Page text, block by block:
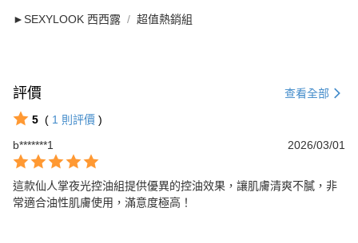
►SEXYLOOK 西西露 超值熱銷組
評價 查看全部
5 ( 1 則評價 )
b*******1
2026/03/01
這款仙人掌夜光控油組提供優異的控油效果，讓肌膚清爽不膩，非
常適合油性肌膚使用，滿意度極高！